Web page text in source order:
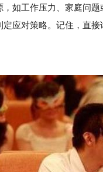
工作压力、家庭问题
应对策略。记住，直